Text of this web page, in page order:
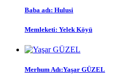
Baba adı: Hulusi
Memleketi: Yelek Köyü
Merhum Adı:Yaşar GÜZEL